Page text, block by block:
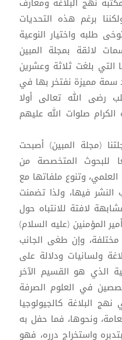
برغم هذه التحديات
طلبه واختيار النوعية
لائقة بمجلة المبين
التي بلغت ثلاثة وعشرين
سمة مميزة نفتخر بها في
رضى الله تعالى أولا
صلوات الله عليهم
(مجلة المبين) أصبحت
للبحوث المتخصصة من
وتنوع ملفاتها مع
فيها، ولذا تضمنت
لافتة للانتباه حول
المؤمنين (عليه السلام)
وإن طغى الجانب
ولسانيات ودلالة على
الذي هو القسيم الآخر
في العلوم الصرفة
البلاغة كالجيولوجيا
ونحوها، فما حفل به
واستخراج درره، فهو